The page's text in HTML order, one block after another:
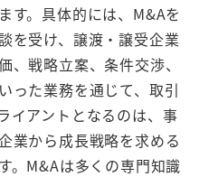
す。具体的には、M&Aを
を受け、譲渡・譲受企業
、戦略立案、条件交渉、
った業務を通じて、取引
イアントとなるのは、事
業から成長戦略を求める
。M&Aは多くの専門知識